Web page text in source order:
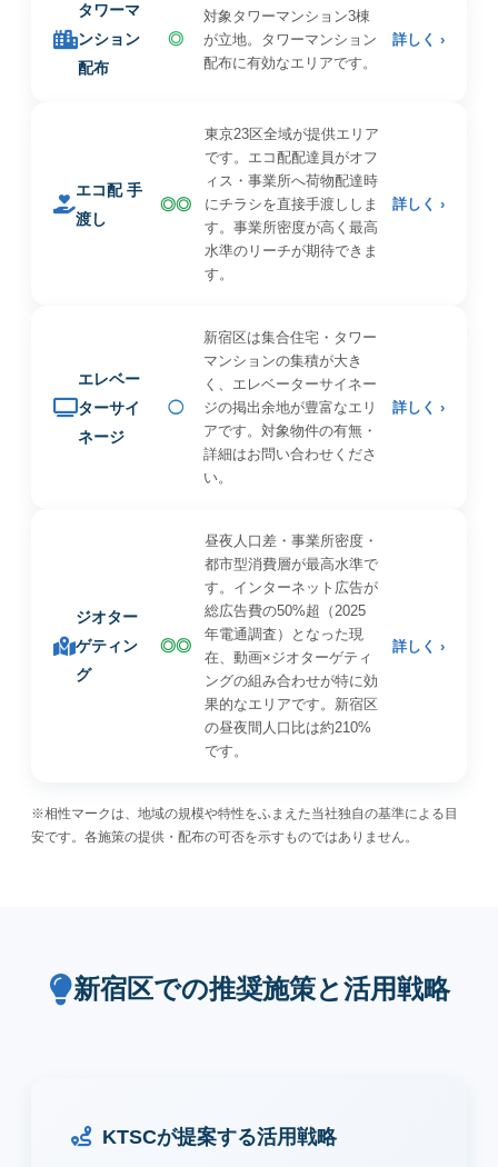
タワーマ
ンション
配布
◎
対象タワーマンション3棟
が立地。タワーマンション
配布に有効なエリアです。
詳しく ›
エコ配 手
渡し
◎◎
東京23区全域が提供エリア
です。エコ配配達員がオフ
ィス・事業所へ荷物配達時
にチラシを直接手渡ししま
す。事業所密度が高く最高
水準のリーチが期待できま
す。
詳しく ›
エレベー
ターサイ
ネージ
◯
新宿区は集合住宅・タワー
マンションの集積が大き
く、エレベーターサイネー
ジの掲出余地が豊富なエリ
アです。対象物件の有無・
詳細はお問い合わせくださ
い。
詳しく ›
ジオター
ゲティン
グ
◎◎
昼夜人口差・事業所密度・
都市型消費層が最高水準で
す。インターネット広告が
総広告費の50%超（2025
年電通調査）となった現
在、動画×ジオターゲティ
ングの組み合わせが特に効
果的なエリアです。新宿区
の昼夜間人口比は約210%
です。
詳しく ›
※相性マークは、地域の規模や特性をふまえた当社独自の基準による目
安です。各施策の提供・配布の可否を示すものではありません。
新宿区での推奨施策と活用戦略
KTSCが提案する活用戦略